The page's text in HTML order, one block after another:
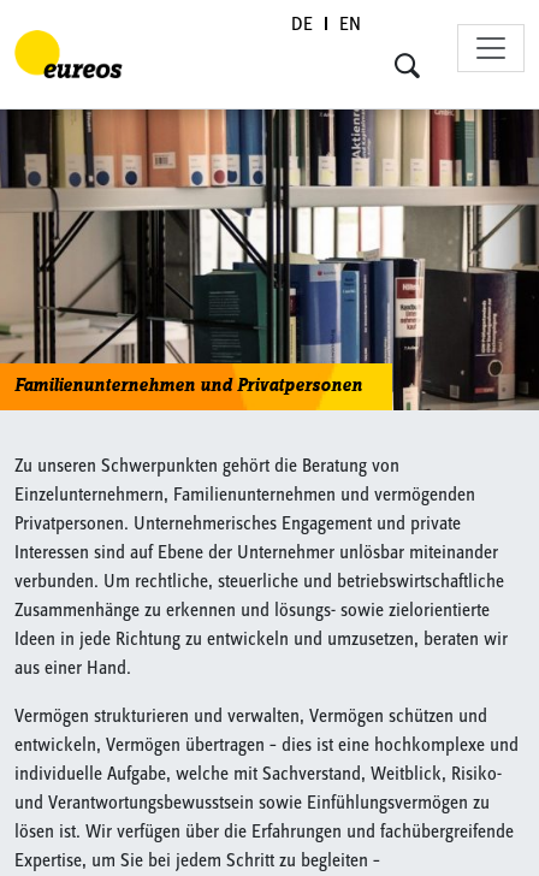
Skip to content
DE EN
Familienunternehmen und Privatpersonen
Zu unseren Schwerpunkten gehört die Beratung von
Einzelunternehmern, Familienunternehmen und vermögenden
Privatpersonen. Unternehmerisches Engagement und private
Interessen sind auf Ebene der Unternehmer unlösbar miteinander
verbunden. Um rechtliche, steuerliche und betriebswirtschaftliche
Zusammenhänge zu erkennen und lösungs- sowie zielorientierte
Ideen in jede Richtung zu entwickeln und umzusetzen, beraten wir
aus einer Hand.
Vermögen strukturieren und verwalten, Vermögen schützen und
entwickeln, Vermögen übertragen – dies ist eine hochkomplexe und
individuelle Aufgabe, welche mit Sachverstand, Weitblick, Risiko-
und Verantwortungsbewusstsein sowie Einfühlungsvermögen zu
lösen ist. Wir verfügen über die Erfahrungen und fachübergreifende
Expertise, um Sie bei jedem Schritt zu begleiten –